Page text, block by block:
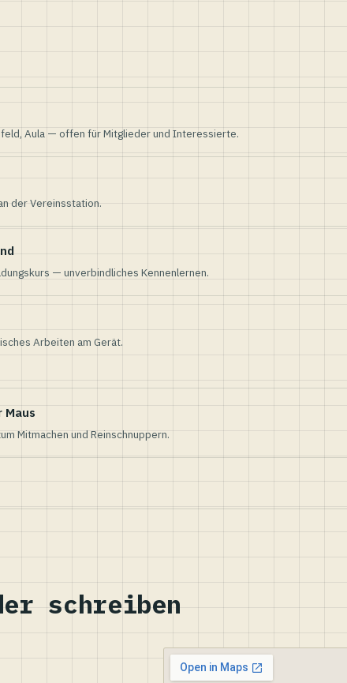
Aula — offen für Mitglieder und Interessierte.
der Vereinsstation.
— unverbindliches Kennenlernen.
Arbeiten am Gerät.
Maus
Mitmachen und Reinschnuppern.
schreiben